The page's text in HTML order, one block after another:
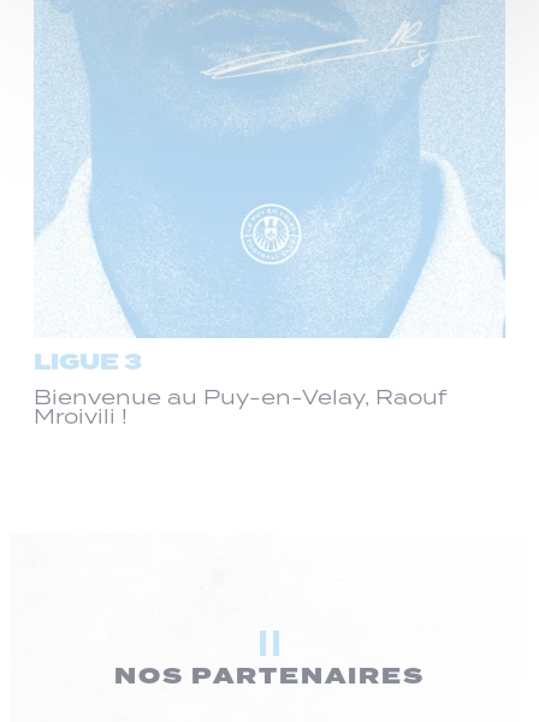
LIGUE 3
Bienvenue au Puy-en-Velay, Raouf
Mroivili !
NOS PARTENAIRES